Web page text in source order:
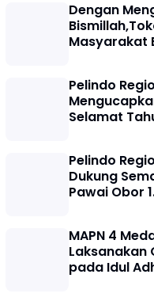
Gerindra Sumut:
Santunan Anak
Yatim hingga
Dengan
Masyarakat
Pelindo
Selamat
Pelindo
Dukung
Pawai Obor 1
MAPN 4
Laksanakan
pada Idul